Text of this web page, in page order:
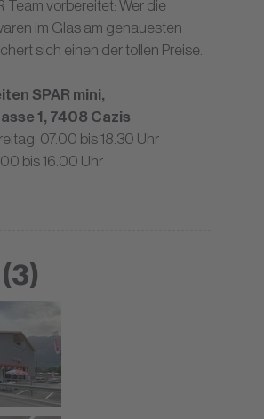
Team vorbereitet: Wer die
im Glas am genauesten
sich einen der tollen Preise.
SPAR mini,
1, 7408 Cazis
07.00 bis 18.30 Uhr
bis 16.00 Uhr